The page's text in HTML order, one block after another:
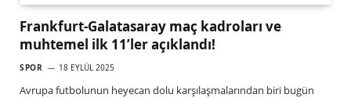
Frankfurt-Galatasaray maç kadroları ve
muhtemel ilk 11’ler açıklandı!
SPOR 18 EYLÜL 2025
Avrupa futbolunun heyecan dolu karşılaşmalarından biri bugün